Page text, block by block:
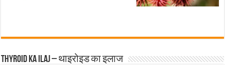
Thyroid ka ilaj – थाइरोइड का इलाज